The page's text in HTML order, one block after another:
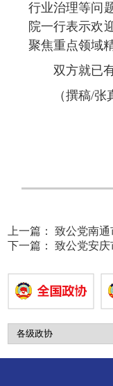
行业治理等问
院一行表示欢
聚焦重点领域
双方就已
（撰稿/
上一篇： 致公党南通
下一篇： 致公党安庆